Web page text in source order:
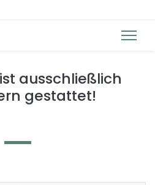
ausschließlich
gestattet!